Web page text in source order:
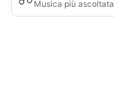
Musica più ascoltata